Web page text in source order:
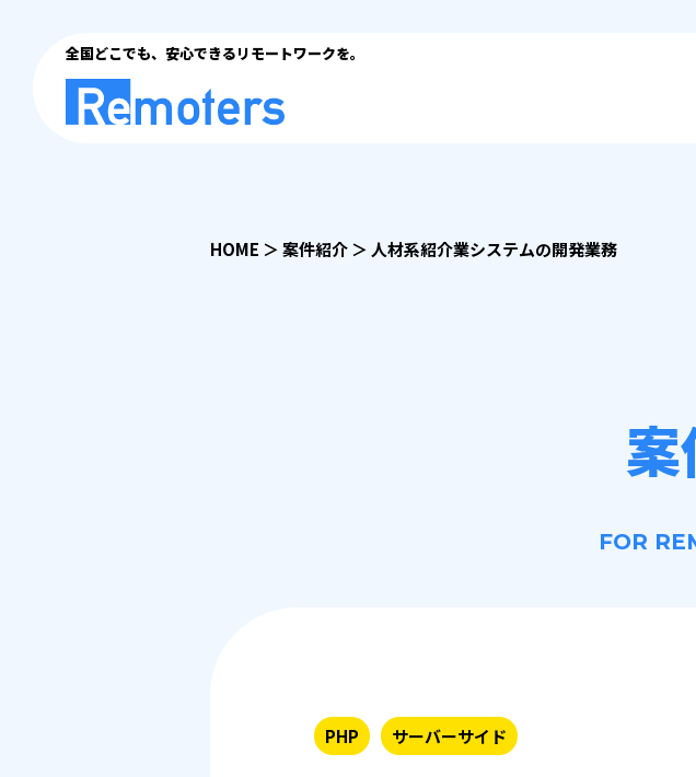
全国どこでも、安心できるリモートワークを。
HOME ＞案件紹介＞ 人材系紹介業システムの開発業務
FOR
PHP サーバーサイド